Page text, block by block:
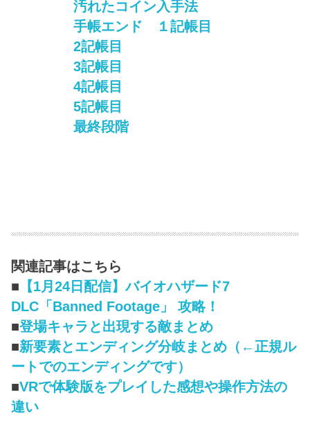
汚れたコイン入手法
手帳エンド １記帳目
2記帳目
3記帳目
4記帳目
5記帳目
最終段階
関連記事はこちら
■ 【1月24日配信】バイオハザード7
DLC「Banned Footage」 攻略！
■登場キャラと出現する敵まとめ
■新要素とエンディング分岐まとめ（←正規ル
ートでのエンディングです）
■VRで体験版をプレイした感想や操作方法の
違い